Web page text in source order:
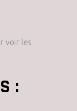
voir les
: